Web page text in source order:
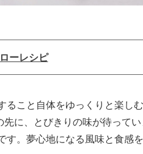
ーレシピ
こと自体をゆっくりと楽し
に、とびきりの味が待って
。夢心地になる風味と食感